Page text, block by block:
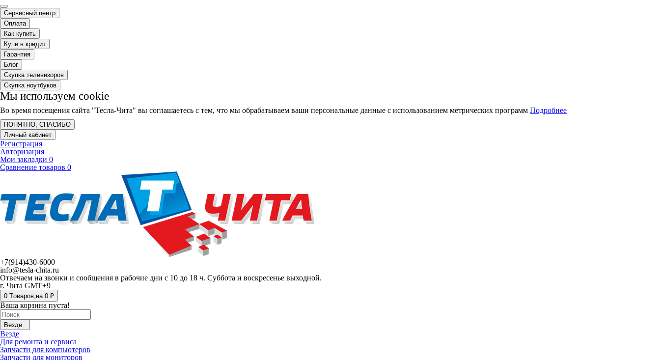
Сервисный центр
Оплата
Как купить
Купи в кредит
Гарантия
Блог
Скупка телевизоров
Скупка ноутбуков
Мы используем cookie
Во время посещения сайта "Тесла-Чита" вы соглашаетесь с тем, что мы обрабатываем ваши персональные данные с использованием метрических программ Подробнее
ПОНЯТНО, СПАСИБО
Личный кабинет
Регистрация
Авторизация
Мои закладки 0
Сравнение товаров 0
+7(914)430-6000
info@tesla-chita.ru
Отвечаем на звонки и сообщения в рабочие дни с 10 до 18 ч. Суббота и воскресенье выходной.
г. Чита GMT+9
0 Tоваров,на 0 ₽
Ваша корзина пуста!
Везде
Везде
Для ремонта и сервиса
Запчасти для компьютеров
Запчасти для мониторов